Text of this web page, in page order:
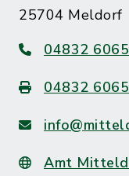
25704 Meldorf
04832
04832
Amt